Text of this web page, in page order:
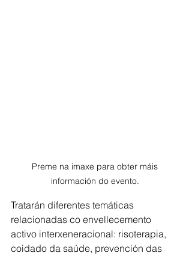
Preme na imaxe para obter máis
información do evento.
Tratarán diferentes temáticas
relacionadas co envellecemento
activo interxeneracional: risoterapia,
coidado da saúde, prevención das